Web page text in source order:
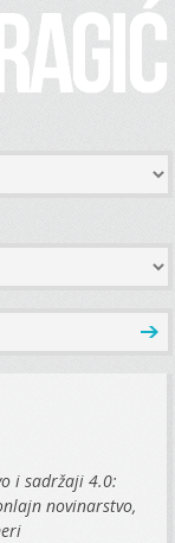
i sadržaji 4.0:
novinarstvo,